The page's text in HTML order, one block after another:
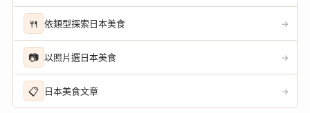
🍴 依類型探索日本美食 →
📷 以照片選日本美食 →
📋 日本美食文章 →